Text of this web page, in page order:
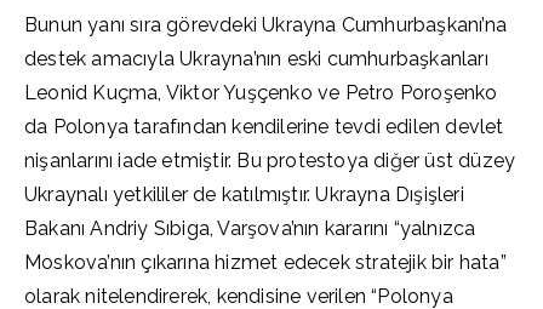
Bunun yanı sıra görevdeki Ukrayna Cumhurbaşkanı’na
destek amacıyla Ukrayna’nın eski cumhurbaşkanları
Leonid Kuçma, Viktor Yuşçenko ve Petro Poroşenko
da Polonya tarafından kendilerine tevdi edilen devlet
nişanlarını iade etmiştir. Bu protestoya diğer üst düzey
Ukraynalı yetkililer de katılmıştır. Ukrayna Dışişleri
Bakanı Andriy Sıbiga, Varşova’nın kararını “yalnızca
Moskova’nın çıkarına hizmet edecek stratejik bir hata”
olarak nitelendirerek, kendisine verilen “Polonya